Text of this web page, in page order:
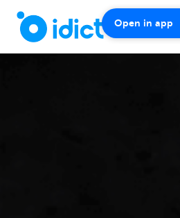
Open in app